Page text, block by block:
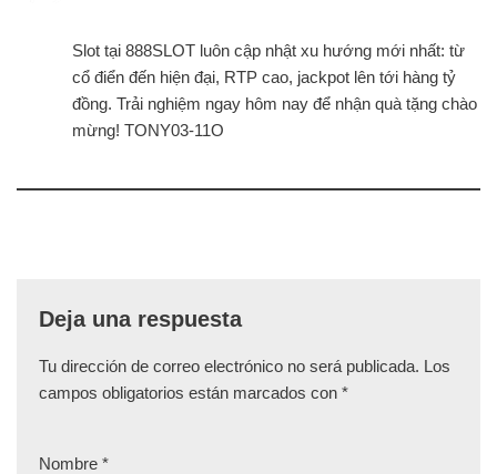
Slot tại 888SLOT luôn cập nhật xu hướng mới nhất: từ
cổ điển đến hiện đại, RTP cao, jackpot lên tới hàng tỷ
đồng. Trải nghiệm ngay hôm nay để nhận quà tặng chào
mừng! TONY03-11O
Deja una respuesta
Tu dirección de correo electrónico no será publicada. Los
campos obligatorios están marcados con *
Nombre *